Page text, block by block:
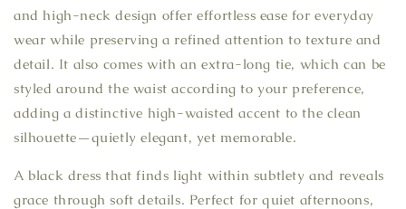
and high-neck design offer effortless ease for everyday
wear while preserving a refined attention to texture and
detail. It also comes with an extra-long tie, which can be
styled around the waist according to your preference,
adding a distinctive high-waisted accent to the clean
silhouette—quietly elegant, yet memorable.
A black dress that finds light within subtlety and reveals
grace through soft details. Perfect for quiet afternoons,